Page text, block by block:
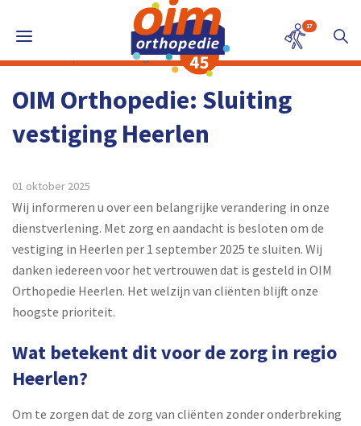
17
OIM Orthopedie: Sluiting
vestiging Heerlen
01 oktober 2025
Wij informeren u over een belangrijke verandering in onze
dienstverlening. Met zorg en aandacht is besloten om de
vestiging in Heerlen per 1 september 2025 te sluiten. Wij
danken iedereen voor het vertrouwen dat is gesteld in OIM
Orthopedie Heerlen. Het welzijn van cliënten blijft onze
hoogste prioriteit.
Wat betekent dit voor de zorg in regio
Heerlen?
Om te zorgen dat de zorg van cliënten zonder onderbreking